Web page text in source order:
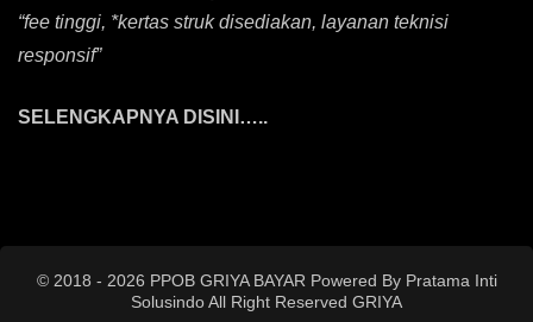
“fee tinggi, *kertas struk disediakan, layanan teknisi
responsif”
SELENGKAPNYA DISINI…..
© 2018 - 2026 PPOB GRIYA BAYAR Powered By Pratama Inti
Solusindo All Right Reserved GRIYA